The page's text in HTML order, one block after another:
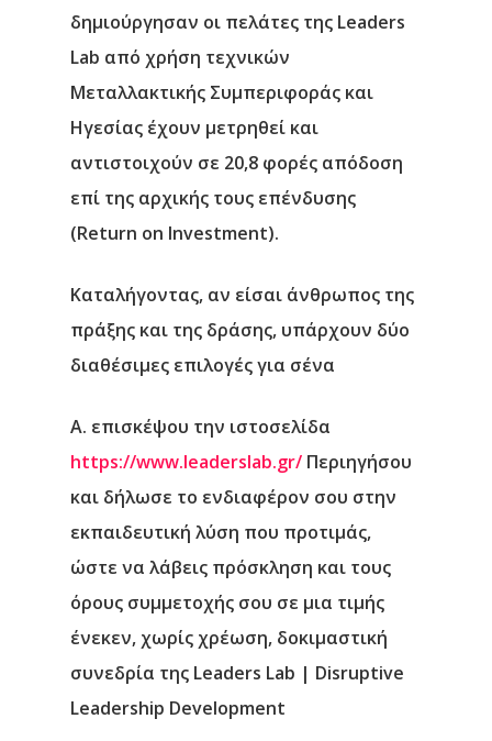
δημιούργησαν οι πελάτες της Leaders
Lab από χρήση τεχνικών
Μεταλλακτικής Συμπεριφοράς και
Ηγεσίας έχουν μετρηθεί και
αντιστοιχούν σε 20,8 φορές απόδοση
επί της αρχικής τους επένδυσης
(Return on Investment).
Καταλήγοντας, αν είσαι άνθρωπος της
πράξης και της δράσης, υπάρχουν δύο
διαθέσιμες επιλογές για σένα
Α. επισκέψου την ιστοσελίδα
https://www.leaderslab.gr/ Περιηγήσου
και δήλωσε το ενδιαφέρον σου στην
εκπαιδευτική λύση που προτιμάς,
ώστε να λάβεις πρόσκληση και τους
όρους συμμετοχής σου σε μια τιμής
ένεκεν, χωρίς χρέωση, δοκιμαστική
συνεδρία της Leaders Lab | Disruptive
Leadership Development